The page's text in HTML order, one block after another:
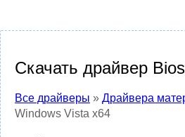
Скачать драйвер
Все драйверы » Драйвера
Windows Vista x64